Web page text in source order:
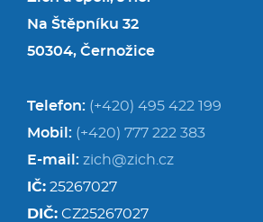
Na Štěpníku 32
50304, Černožice
Telefon: (+420) 495 422 199
Mobil: (+420) 777 222 383
E-mail: zich@zich.cz
IČ: 25267027
DIČ: CZ25267027